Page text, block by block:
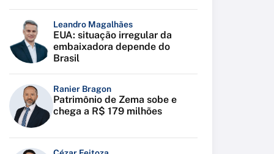
Leandro Magalhães
EUA: situação irregular da
embaixadora depende do
Brasil
Ranier Bragon
Patrimônio de Zema sobe e
chega a R$ 179 milhões